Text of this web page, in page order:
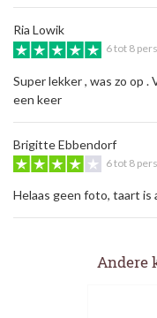
Ria Lowik
6 tot 8
Super lekker , was zo op
een keer
Brigitte Ebbendorf
6 tot 8
Helaas geen foto, taart is
Andere